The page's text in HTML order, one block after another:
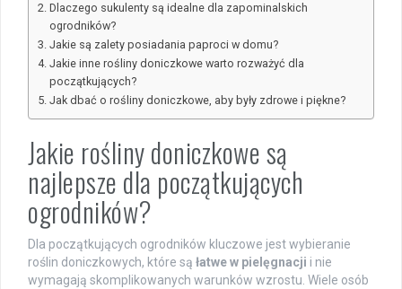
Dlaczego sukulenty są idealne dla zapominalskich
ogrodników?
Jakie są zalety posiadania paproci w domu?
Jakie inne rośliny doniczkowe warto rozważyć dla
początkujących?
Jak dbać o rośliny doniczkowe, aby były zdrowe i piękne?
Jakie rośliny doniczkowe są
najlepsze dla początkujących
ogrodników?
Dla początkujących ogrodników kluczowe jest wybieranie
roślin doniczkowych, które są łatwe w pielęgnacji i nie
wymagają skomplikowanych warunków wzrostu. Wiele osób